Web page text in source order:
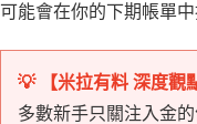
可能會在你的下期帳單
💡 【米拉有料 深度觀
多數新手只關注入金